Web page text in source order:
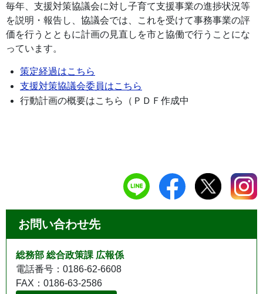
毎年、支援対策協議会に対し子育て支援事業の進捗状況等
を説明・報告し、協議会では、これを受けて事務事業の評
価を行うとともに計画の見直しを市と協働で行うことにな
っています。
策定経過はこちら
支援対策協議会委員はこちら
行動計画の概要はこちら（ＰＤＦ作成中
お問い合わせ先
総務部 総合政策課 広報係
電話番号：0186-62-6608
FAX：0186-63-2586